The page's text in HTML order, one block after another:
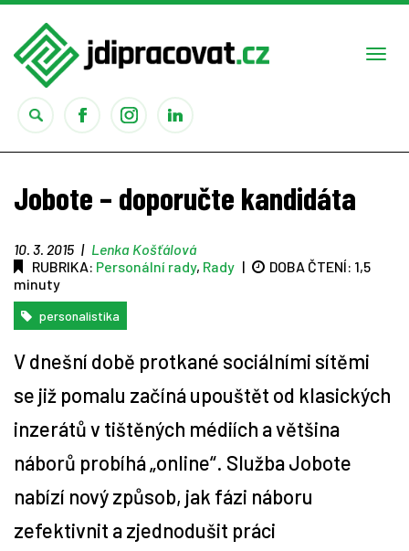
Studium
Rady
Reality show
Seriály
Tipy
Časopis
Jobote – doporučte kandidáta
10. 3. 2015 | Lenka Košťálová
RUBRIKA: Personální rady, Rady | DOBA ČTENÍ: 1,5
minuty
personalistika
V dnešní době protkané sociálními sítěmi
se již pomalu začíná upouštět od klasických
inzerátů v tištěných médiích a většina
náborů probíhá „online“. Služba Jobote
nabízí nový způsob, jak fázi náboru
zefektivnit a zjednodušit práci